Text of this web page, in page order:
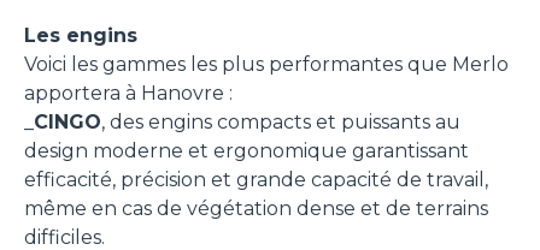
Les engins
Voici les gammes les plus performantes que Merlo
apportera à Hanovre :
CINGO, des engins compacts et puissants au
design moderne et ergonomique garantissant
efficacité, précision et grande capacité de travail,
même en cas de végétation dense et de terrains
difficiles.